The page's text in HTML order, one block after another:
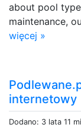
about pool
maintenance,
więcej »
internetowy
Dodano: 3 lata 11